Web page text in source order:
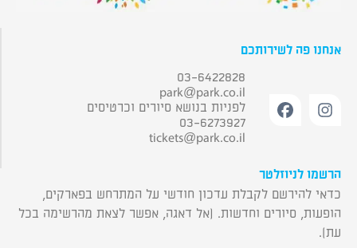
אנחנו פה לשירותכם
03-6422828
park@park.co.il
לפניות בנושא סיורים וכרטיסים
03-6273927
tickets@park.co.il
הרשמו לניוזלטר
כדאי להירשם לקבלת עדכון חודשי על המתרחש בפארקים,
הופעות, סיורים וחדשות. (אל דאגה, אפשר לצאת מהרשימה בכל
עת).